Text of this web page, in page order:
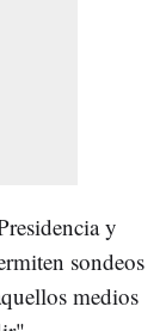
y
sondeos
medios